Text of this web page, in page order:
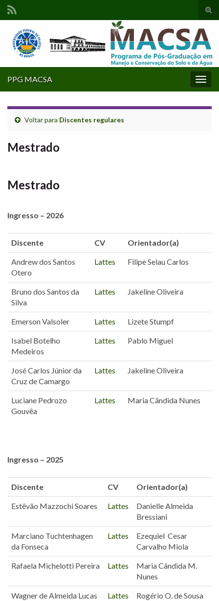
de
PPG MACSA
Voltar para Discentes regulares
Mestrado
Mestrado
Ingresso – 2026
Discente CV Orientador(a)
Andrew dos Santos
Otero
Lattes Filipe Selau Carlos
Bruno dos Santos da
Silva
Lattes Jakeline Oliveira
Emerson Valsoler Lattes Lizete Stumpf
Isabel Botelho
Medeiros
Lattes Pablo Miguel
José Carlos Júnior da
Cruz de Camargo
Lattes Jakeline Oliveira
Luciane Pedrozo
Gouvêa
Lattes Maria Cândida Nunes
Ingresso – 2025
Discente CV Orientador(a)
Estêvão Mazzochi Soares Lattes
Danielle Almeida
Bressiani
Marciano Tuchtenhagen
da Fonseca
Lattes
Ezequiel Cesar
Carvalho Miola
Rafaela Michelotti Pereira Lattes
Maria Cândida M.
Nunes
Wagner de Almeida Lucas Lattes Rogério O. de Sousa